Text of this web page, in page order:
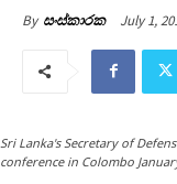
By සංස්කාරක July 1,
Sri Lanka's Secretary of
conference in Colombo